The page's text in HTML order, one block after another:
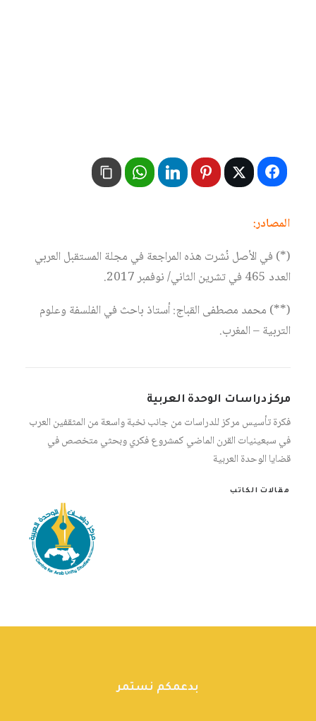
المصادر:
(*) في الأصل نُشرت هذه المراجعة في مجلة المستقبل العربي
العدد 465 في تشرين الثاني/ نوفمبر 2017.
(**) محمد مصطفى القباج: أستاذ باحث في الفلسفة وعلوم
التربية – المغرب.
مركز دراسات الوحدة العربية
فكرة تأسيس مركز للدراسات من جانب نخبة واسعة من المثقفين العرب
في سبعينيات القرن الماضي كمشروع فكري وبحثي متخصص في
قضايا الوحدة العربية
مقالات الكاتب
بدعمكم نستمر